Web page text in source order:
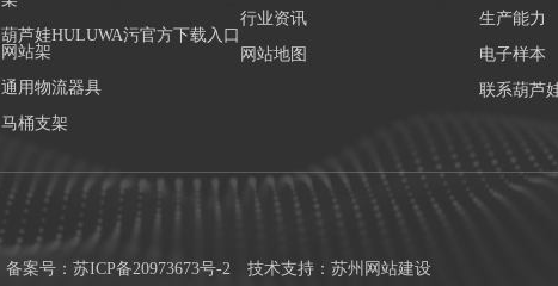
葫芦娃HULUWA污官方下载入口
网站架
通用物流器具
马桶支架
行业资讯
网站地图
生产能力
电子样本
联系葫芦
备案号： 苏ICP备20973673号-2 技术支持： 苏州网站建设